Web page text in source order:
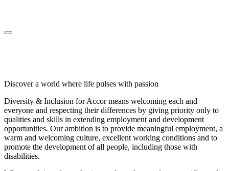
Discover a world where life pulses with passion
Diversity & Inclusion for Accor means welcoming each and
everyone and respecting their differences by giving priority only to
qualities and skills in extending employment and development
opportunities. Our ambition is to provide meaningful employment, a
warm and welcoming culture, excellent working conditions and to
promote the development of all people, including those with
disabilities.